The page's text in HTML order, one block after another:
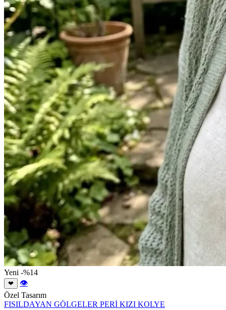
Yeni -%14
❤
👁
Özel Tasarım
FISILDAYAN GÖLGELER PERİ KIZI KOLYE